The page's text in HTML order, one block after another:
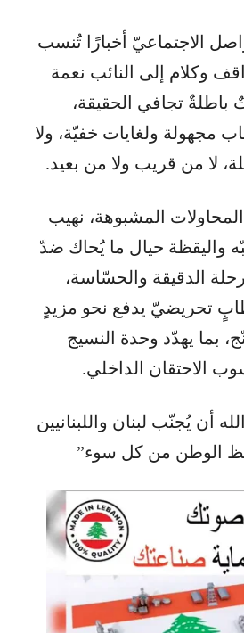
الاجتماعيّ أخبارًا تُنسب
وكلام إلى النائب نعمة
باطلةٌ تجافي الحقيقة،
مجهولة ولغايات خفيّة، ولا
لا من قريب ولا من بعيد.
المشبوهة، نهيب
واليقظة حيال ما يُحاك ضدّ
الدقيقة والحسّاسة،
تحريضيّ يدفع نحو مزيدٍ
بما يهدّد وحدة النسيج
الاحتقان الداخلي.
أن يُجنّب لبنان واللبنانيين
الوطن من كل سوء”